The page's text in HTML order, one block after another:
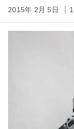
2015年 2月 5日